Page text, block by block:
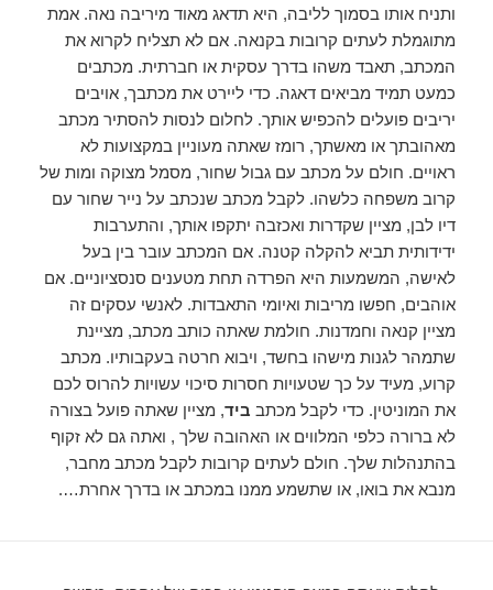
ותניח אותו בסמוך לליבה, היא תדאג מאוד מיריבה נאה. אמת
מתוגמלת לעתים קרובות בקנאה. אם לא תצליח לקרוא את
המכתב, תאבד משהו בדרך עסקית או חברתית. מכתבים
כמעט תמיד מביאים דאגה. כדי ליירט את מכתבך, אויבים
יריבים פועלים להכפיש אותך. לחלום לנסות להסתיר מכתב
מאהובתך או מאשתך, רומז שאתה מעוניין במקצועות לא
ראויים. חולם על מכתב עם גבול שחור, מסמל מצוקה ומות של
קרוב משפחה כלשהו. לקבל מכתב שנכתב על נייר שחור עם
דיו לבן, מציין שקדרות ואכזבה יתקפו אותך, והתערבות
ידידותית תביא להקלה קטנה. אם המכתב עובר בין בעל
לאישה, המשמעות היא הפרדה תחת מטענים סנסציוניים. אם
אוהבים, חפשו מריבות ואיומי התאבדות. לאנשי עסקים זה
מציין קנאה וחמדנות. חולמת שאתה כותב מכתב, מציינת
שתמהר לגנות מישהו בחשד, ויבוא חרטה בעקבותיו. מכתב
קרוע, מעיד על כך שטעויות חסרות סיכוי עשויות להרוס לכם
את המוניטין. כדי לקבל מכתב ביד, מציין שאתה פועל בצורה
לא ברורה כלפי המלווים או האהובה שלך , ואתה גם לא זקוף
בהתנהלות שלך. חולם לעתים קרובות לקבל מכתב מחבר,
מנבא את בואו, או שתשמע ממנו במכתב או בדרך אחרת….